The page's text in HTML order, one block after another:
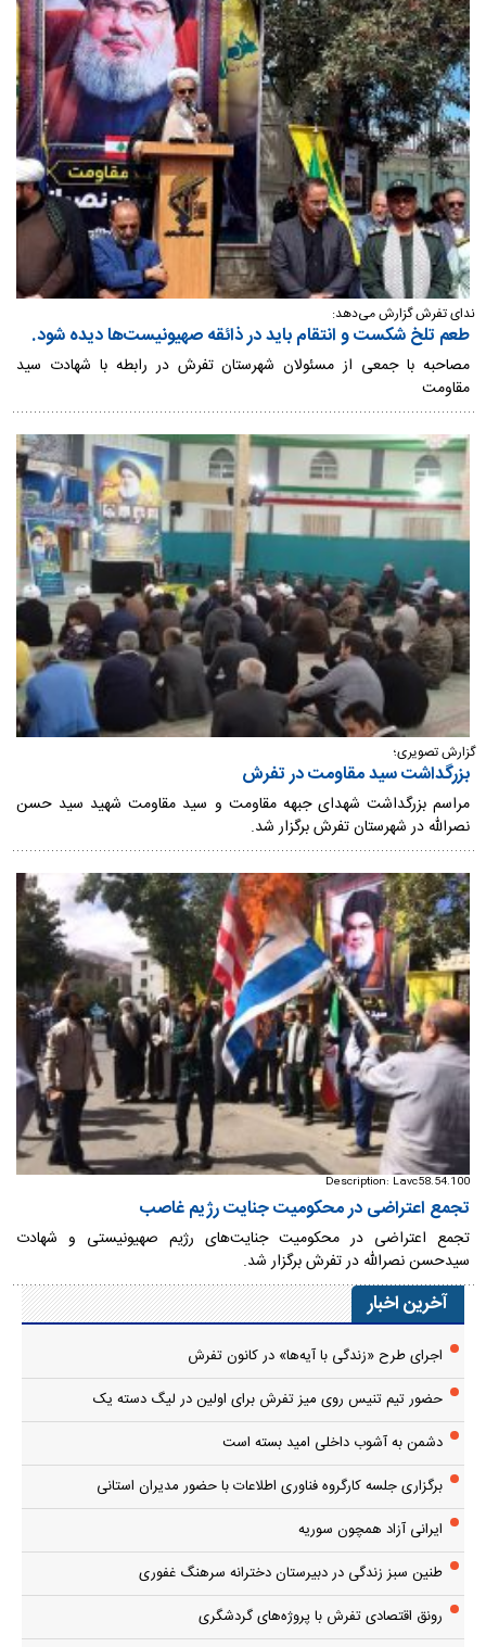
ندای تفرش گزارش می‌دهد:
طعم تلخ شکست و انتقام باید در ذائقه صهیونیست‌ها دیده شود.
مصاحبه با جمعی از مسئولان شهرستان تفرش در رابطه با شهادت سید
مقاومت
گزارش تصویری؛
بزرگداشت سید مقاومت در تفرش
مراسم بزرگداشت شهدای جبهه مقاومت و سید مقاومت شهید سید حسن
نصرالله در شهرستان تفرش برگزار شد.
Description: Lavc58.54.100
تجمع اعتراضی در محکومیت جنایت رژیم غاصب
تجمع اعتراضی در محکومیت جنایت‌های رژیم صهیونیستی و شهادت
سیدحسن نصرالله در تفرش برگزار شد.
آخرین اخبار
اجرای طرح «زندگی با آیه‌ها» در کانون تفرش
حضور تیم تنیس روی میز تفرش برای اولین در لیگ دسته یک
دشمن به آشوب داخلی امید بسته است
برگزاری جلسه کارگروه فناوری اطلاعات با حضور مدیران استانی
ایرانی آزاد همچون سوریه
طنین سبز زندگی در دبیرستان دخترانه سرهنگ غفوری
رونق اقتصادی تفرش با پروژه‌های گردشگری